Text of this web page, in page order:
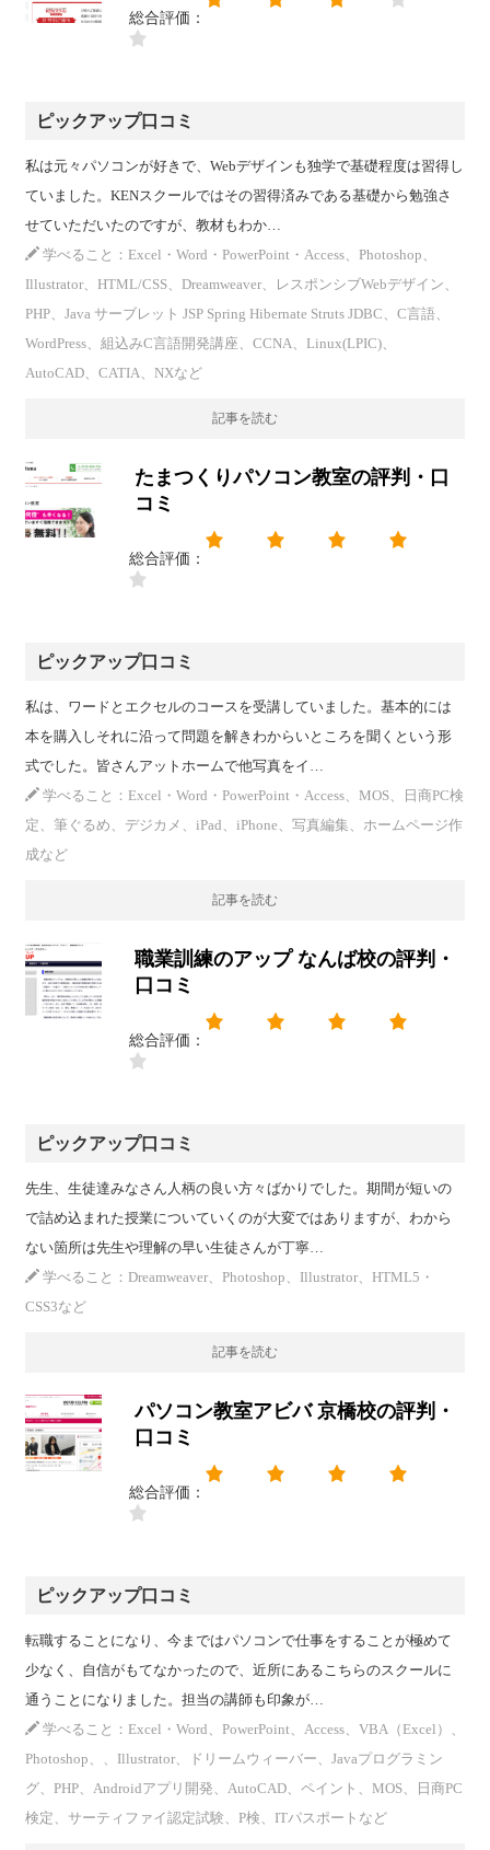
総合評価：
ピックアップ口コミ
私は元々パソコンが好きで、Webデザインも独学で基礎程度は習得し
ていました。KENスクールではその習得済みである基礎から勉強さ
せていただいたのですが、教材もわか…
学べること：Excel・Word・PowerPoint・Access、Photoshop、
Illustrator、HTML/CSS、Dreamweaver、レスポンシブWebデザイン、
PHP、Java サーブレット JSP Spring Hibernate Struts JDBC、C言語、
WordPress、組込みC言語開発講座、CCNA、Linux(LPIC)、
AutoCAD、CATIA、NXなど
記事を読む
たまつくりパソコン教室の評判・口
コミ
総合評価：
ピックアップ口コミ
私は、ワードとエクセルのコースを受講していました。基本的には
本を購入しそれに沿って問題を解きわからいところを聞くという形
式でした。皆さんアットホームで他写真をイ…
学べること：Excel・Word・PowerPoint・Access、MOS、日商PC検
定、筆ぐるめ、デジカメ、iPad、iPhone、写真編集、ホームページ作
成など
記事を読む
職業訓練のアップ なんば校の評判・
口コミ
総合評価：
ピックアップ口コミ
先生、生徒達みなさん人柄の良い方々ばかりでした。期間が短いの
で詰め込まれた授業についていくのが大変ではありますが、わから
ない箇所は先生や理解の早い生徒さんが丁寧…
学べること：Dreamweaver、Photoshop、Illustrator、HTML5・
CSS3など
記事を読む
パソコン教室アビバ 京橋校の評判・
口コミ
総合評価：
ピックアップ口コミ
転職することになり、今まではパソコンで仕事をすることが極めて
少なく、自信がもてなかったので、近所にあるこちらのスクールに
通うことになりました。担当の講師も印象が…
学べること：Excel・Word、PowerPoint、Access、VBA（Excel）、
Photoshop、、Illustrator、ドリームウィーバー、Javaプログラミン
グ、PHP、Androidアプリ開発、AutoCAD、ペイント、MOS、日商PC
検定、サーティファイ認定試験、P検、ITパスポートなど